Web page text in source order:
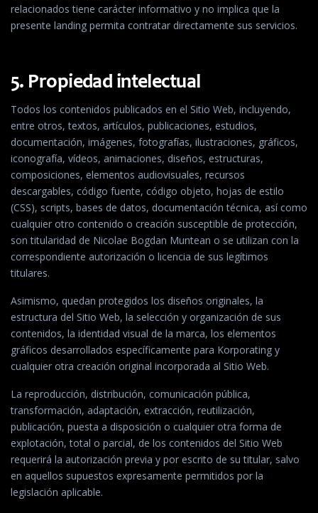
relacionados tiene carácter informativo y no implica que la
presente landing permita contratar directamente sus servicios.
5. Propiedad intelectual
Todos los contenidos publicados en el Sitio Web, incluyendo,
entre otros, textos, artículos, publicaciones, estudios,
documentación, imágenes, fotografías, ilustraciones, gráficos,
iconografía, vídeos, animaciones, diseños, estructuras,
composiciones, elementos audiovisuales, recursos
descargables, código fuente, código objeto, hojas de estilo
(CSS), scripts, bases de datos, documentación técnica, así como
cualquier otro contenido o creación susceptible de protección,
son titularidad de Nicolae Bogdan Muntean o se utilizan con la
correspondiente autorización o licencia de sus legítimos
titulares.
Asimismo, quedan protegidos los diseños originales, la
estructura del Sitio Web, la selección y organización de sus
contenidos, la identidad visual de la marca, los elementos
gráficos desarrollados específicamente para Korporating y
cualquier otra creación original incorporada al Sitio Web.
La reproducción, distribución, comunicación pública,
transformación, adaptación, extracción, reutilización,
publicación, puesta a disposición o cualquier otra forma de
explotación, total o parcial, de los contenidos del Sitio Web
requerirá la autorización previa y por escrito de su titular, salvo
en aquellos supuestos expresamente permitidos por la
legislación aplicable.